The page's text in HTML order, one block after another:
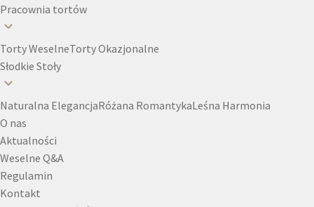
Pracownia tortów
Torty WeselneTorty Okazjonalne
Słodkie Stoły
Naturalna ElegancjaRóżana RomantykaLeśna Harmonia
O nas
Aktualności
Weselne Q&A
Regulamin
Kontakt